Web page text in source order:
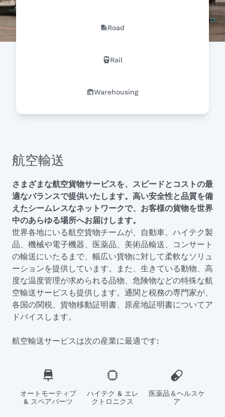
Road
Rail
Warehousing
航空輸送
さまざまな航空貨物サービスを、スピードとコストの最
適なバランスで提供いたします。高い安全性と品質を備
えたシームレスなネットワークで、お客様の貨物を世界
中のあらゆる場所へお届けします。
世界各地にいる航空貨物チームが、自動車、ハイテク製
品、機械や電子機器、医薬品、美術品輸送、コンサート
の輸送にいたるまで、幅広い貨物に対して柔軟なソリュ
ーションを提供しています。また、生きている動物、高
度な温度管理が求められる品物、危険物などの特殊な航
空輸送サービスも提供します。通関と税務の専門家が、
各国の関税、貨物移動証明書、原産地証明書についてア
ドバイスします。
航空輸送サービスは次の産業に最適です:
オートモーティブ
& スペアパーツ
ハイテク & エレ
クトロニクス
医薬品＆ヘルスケ
ア